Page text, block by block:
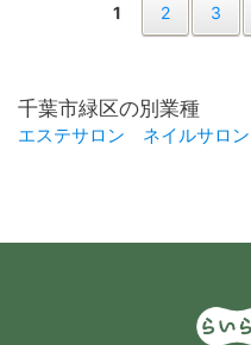
1 2 3
千葉市緑区の別業種
エステサロン ネイルサロン